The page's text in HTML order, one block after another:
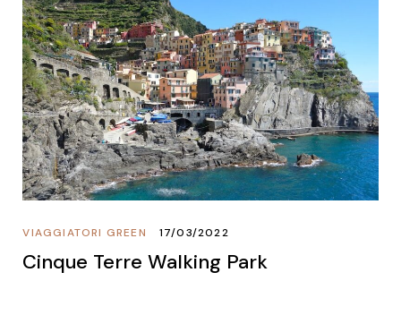
VIAGGIATORI GREEN 17/03/2022
Cinque Terre Walking Park